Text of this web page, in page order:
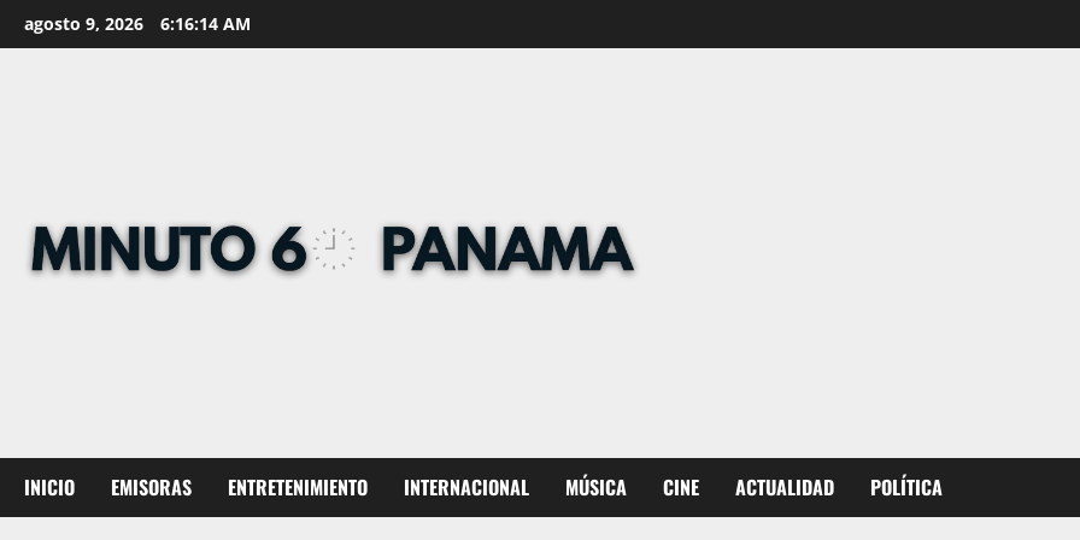
to
agosto 9, 2026 6:16:15 AM
INICIO EMISORAS ENTRETENIMIENTO INTERNACIONAL MÚSICA CINE ACTUALIDAD POLÍTICA